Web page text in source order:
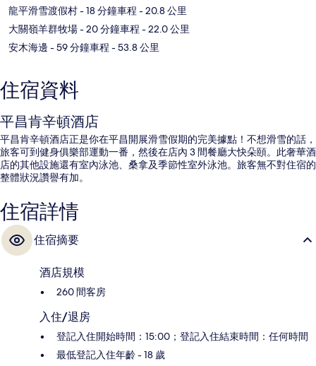
龍平滑雪渡假村- 18 分鐘車程 - 20.8 公里
大關嶺羊群牧場- 20 分鐘車程 - 22.0 公里
安木海邊 - 59 分鐘車程 - 53.8 公里
住宿資料
平昌肯辛頓酒店
平昌肯辛頓酒店正是你在平昌開展滑雪假期的完美據點！不想滑雪的話，
旅客可到健身俱樂部運動一番，然後在店內 3 間餐廳大快朵頤。此奢華酒
店的其他設施還有室內泳池、桑拿及季節性室外泳池。旅客無不對住宿的
整體狀況讚譽有加。
住宿詳情
住宿摘要
酒店規模
260 間客房
入住/退房
登記入住開始時間：15:00；登記入住結束時間：任何時間
最低登記入住年齡 - 18 歲